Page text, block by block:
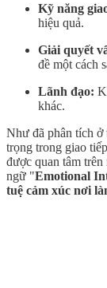
Kỹ năng
hiệu quả.
Giải quyết
đề một cách
Lãnh đạo:
khác.
Như đã phân tích ở
trọng trong giao
được quan tâm
ngữ "Emotional
tuệ cảm xúc nơi